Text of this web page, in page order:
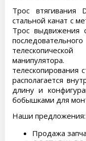
Трос
стальной канат с
Трос выдвижения
телескопирования
располагается
длину и
бобышками для
Наши предложения:
Продажа